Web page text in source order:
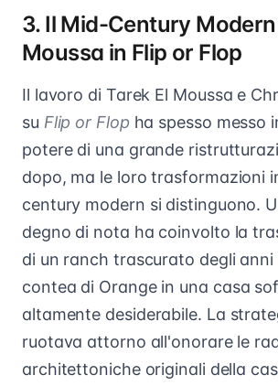
3. Il Mid-Century Modern
Moussa in Flip or Flop
Il lavoro di Tarek El Moussa e
su Flip or Flop ha spesso messo
potere di una grande
dopo, ma le loro trasformazioni
century modern si distinguono.
degno di nota ha coinvolto la
di un ranch trascurato degli anni
contea di Orange in una casa
altamente desiderabile. La
ruotava attorno all'onorare le
architettoniche originali della